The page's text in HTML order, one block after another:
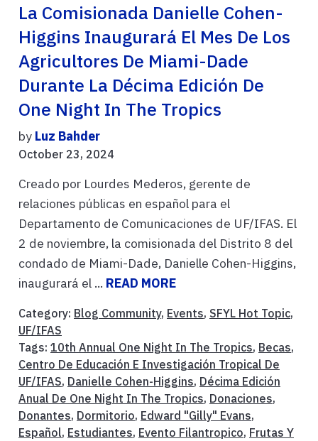
La Comisionada Danielle Cohen-
Higgins Inaugurará El Mes De Los
Agricultores De Miami-Dade
Durante La Décima Edición De
One Night In The Tropics
by Luz Bahder
October 23, 2024
Creado por Lourdes Mederos, gerente de
relaciones públicas en español para el
Departamento de Comunicaciones de UF/IFAS. El
2 de noviembre, la comisionada del Distrito 8 del
condado de Miami-Dade, Danielle Cohen-Higgins,
inaugurará el ... READ MORE
Category: Blog Community, Events, SFYL Hot Topic,
UF/IFAS
Tags: 10th Annual One Night In The Tropics, Becas,
Centro De Educación E Investigación Tropical De
UF/IFAS, Danielle Cohen-Higgins, Décima Edición
Anual De One Night In The Tropics, Donaciones,
Donantes, Dormitorio, Edward "Gilly" Evans,
Español, Estudiantes, Evento Filantropico, Frutas Y